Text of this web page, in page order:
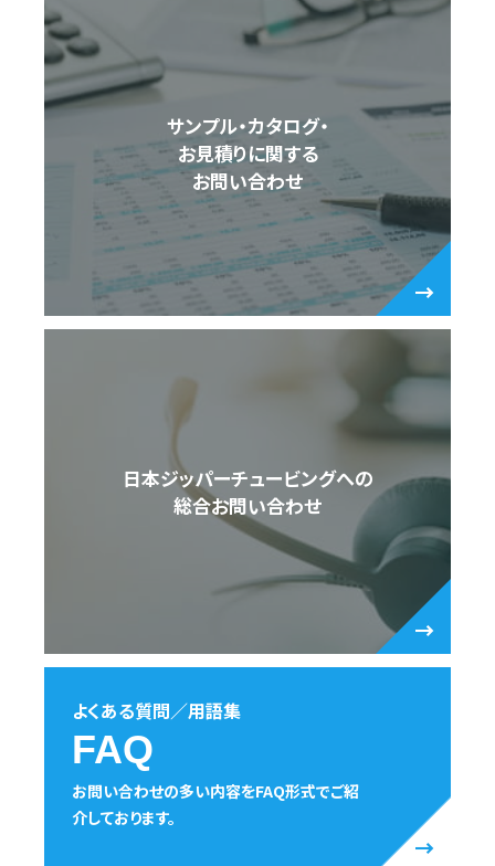
サンプル・カタログ・
お見積りに関する
お問い合わせ
日本ジッパーチュービングへの
総合お問い合わせ
よくある質問／用語集
FAQ
お問い合わせの多い内容をFAQ形式でご紹
介しております。